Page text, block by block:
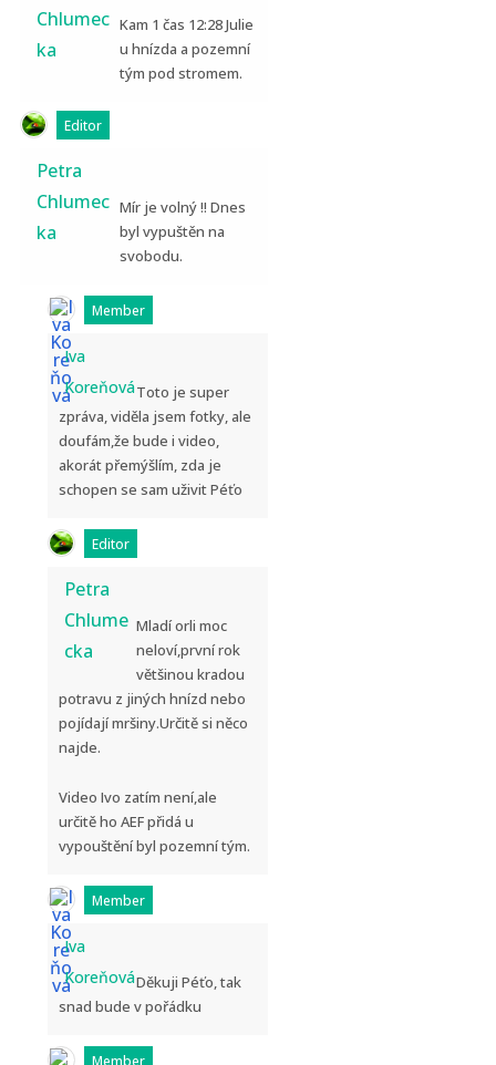
Chlumec
ka
Kam 1 čas 12:28 Julie
u hnízda a pozemní
tým pod stromem.
Editor
Petra
Chlumec
ka
Mír je volný !! Dnes
byl vypuštěn na
svobodu.
Member
Iva
KoreňováToto je super
zpráva, viděla jsem fotky, ale
doufám,že bude i video,
akorát přemýšlím, zda je
schopen se sam uživit Péťo
Editor
Petra
Chlume
cka
Mladí orli moc
neloví,první rok
většinou kradou
potravu z jiných hnízd nebo
pojídají mršiny.Určitě si něco
najde.
Video Ivo zatím není,ale
určitě ho AEF přidá u
vypouštění byl pozemní tým.
Member
Iva
KoreňováDěkuji Péťo, tak
snad bude v pořádku
Member